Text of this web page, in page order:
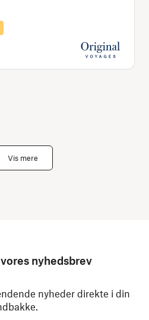
Vis mere
nyhedsbrev
nyheder direkte i din